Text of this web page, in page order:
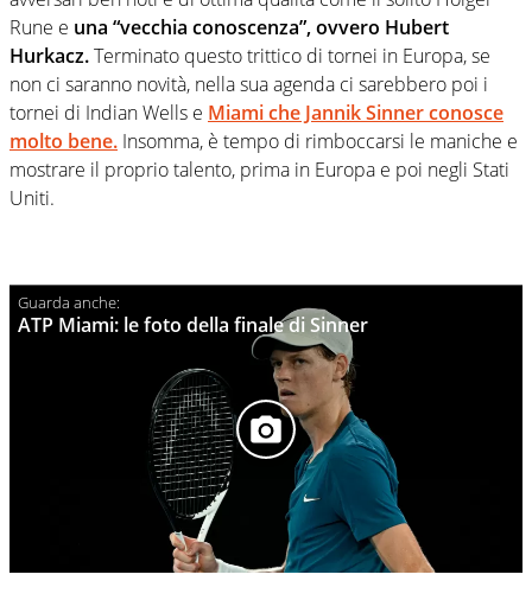
Rune e una “vecchia conoscenza”, ovvero Hubert
Hurkacz.Terminato questo trittico di tornei in Europa, se
non ci saranno novità, nella sua agenda ci sarebbero poi i
tornei di Indian Wells e Miami che Jannik Sinner conosce
molto bene. Insomma, è tempo di rimboccarsi le maniche e
mostrare il proprio talento, prima in Europa e poi negli Stati
Uniti.
ATP Miami: le foto della finale di Sinner